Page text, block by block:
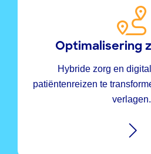
Optimalisering
Hybride zorg en
patiëntenreizen te
verlagen.